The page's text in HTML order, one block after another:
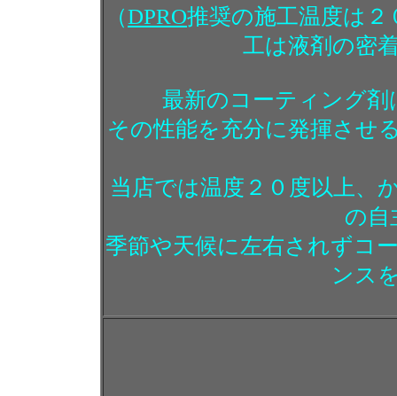
（DPRO推奨の施工温度は
工は液剤の密
最新のコーティング
その性能を充分に発揮させ
当店では温度２０度以上、
の自
季節や天候に左右されずコ
ンス